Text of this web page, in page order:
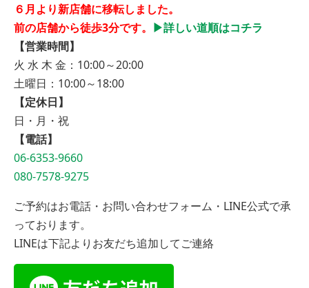
６月より新店舗に移転しました。
前の店舗から徒歩3分です。 ▶︎詳しい道順はコチラ
【営業時間】
火 水 木 金：10:00～20:00
土曜日：10:00～18:00
【定休日】
日・月・祝
【電話】
06-6353-9660
080-7578-9275
ご予約はお電話・お問い合わせフォーム・LINE公式で承
っております。
LINEは下記よりお友だち追加してご連絡